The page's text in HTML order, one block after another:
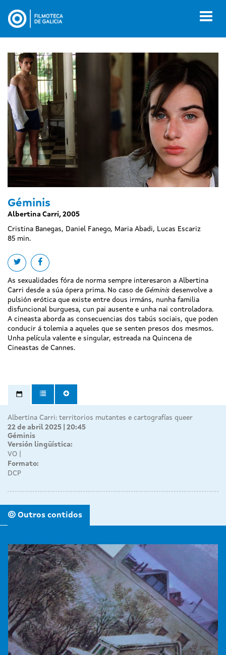
contido
Géminis
Albertina Carri, 2005
Cristina Banegas, Daniel Fanego, Maria Abadi, Lucas Escariz
85 min.
Share on twitter
Share on facebook
As sexualidades fóra de norma sempre interesaron a Albertina
Carri desde a súa ópera prima. No caso de Géminis desenvolve a
pulsión erótica que existe entre dous irmáns, nunha familia
disfuncional burguesa, cun pai ausente e unha nai controladora.
A cineasta aborda as consecuencias dos tabús sociais, que poden
conducir á tolemia a aqueles que se senten presos dos mesmos.
Unha película valente e singular, estreada na Quincena de
Cineastas de Cannes.
Albertina Carri: territorios mutantes e cartografías queer
22 de abril 2025 | 20:45
Géminis
Versión lingüística:
VO
Formato:
DCP
Outros contidos